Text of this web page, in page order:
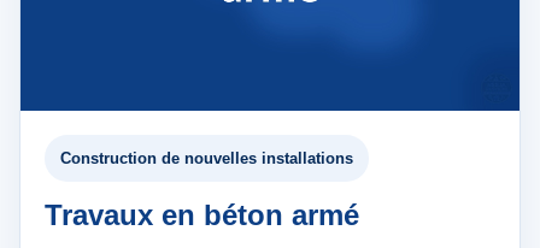
Construction de nouvelles installations
Travaux en béton armé